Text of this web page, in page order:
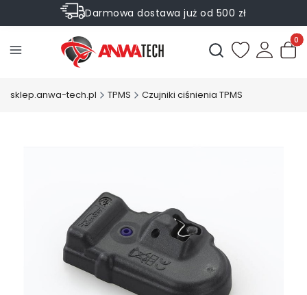
Darmowa dostawa już od 500 zł
Sprawdź Rabaty na wybrane produkty
Otwórz
sklep.anwa-tech.pl TPMS Czujniki ciśnienia TPMS